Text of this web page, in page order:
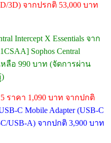
3D) จากปรกติ 53,000 บาท
Intercept X Essentials จาก
Sophos Central
หลือ 990 บาท (จัดการผ่าน
)
ราคา 1,090 บาท จากปกติ
C Mobile Adapter (USB-C
USB-A) จากปกติ 3,900 บาท